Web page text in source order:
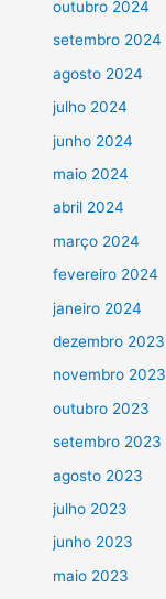
outubro 2024
setembro 2024
agosto 2024
julho 2024
junho 2024
maio 2024
abril 2024
março 2024
fevereiro 2024
janeiro 2024
dezembro 2023
novembro 2023
outubro 2023
setembro 2023
agosto 2023
julho 2023
junho 2023
maio 2023